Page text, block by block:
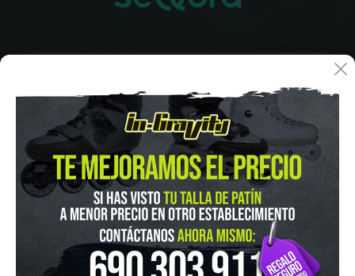
IN-GRAVITY MADRID RETIRO
Pza. Mariano de Cavia, 2
915 524 553
in-gravity@in-gravity.com